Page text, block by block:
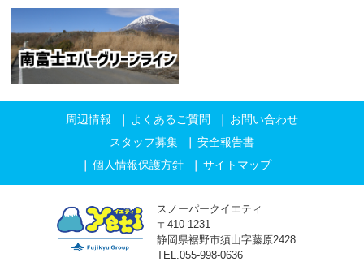
周辺情報 よくあるご質問
お問い合わせ
スタッフ募集
安全報告書
個人情報保護方針
サイトマップ
スノーパークイエティ
〒410-1231
静岡県裾野市須山字藤原2428
TEL.055-998-0636